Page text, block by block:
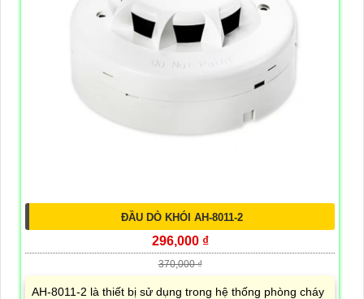
ĐẦU DÒ KHÓI AH-8011-2
296,000 ₫
370,000 ₫
AH-8011-2 là thiết bị sử dụng trong hệ thống phòng cháy